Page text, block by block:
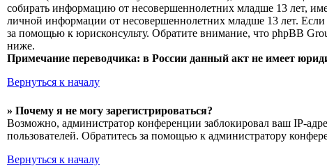
собирать информацию от несовершеннолетних младше 13 лет,
личной информации от несовершеннолетних младше 13 лет.
за помощью к юрисконсульту. Обратите внимание, что phpBB
ниже.
Примечание переводчика: в России данный акт не имеет
Вернуться к началу
» Почему я не могу зарегистрироваться?
Возможно, администратор конференции заблокировал ваш IP-
пользователей. Обратитесь за помощью к администратору
Вернуться к началу